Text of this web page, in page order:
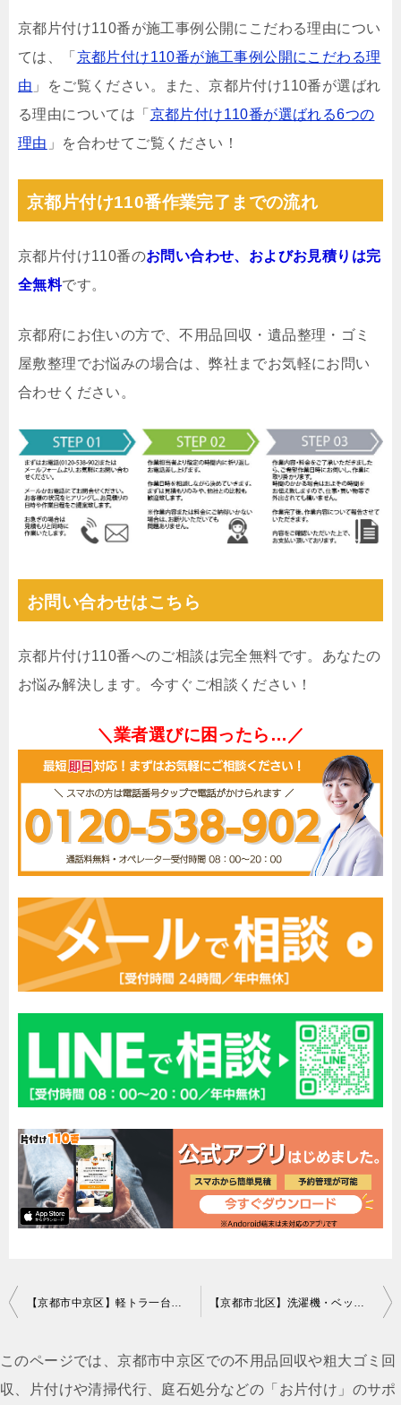
京都片付け110番が施工事例公開にこだわる理由につい
ては、「 京都片付け110番が施工事例公開にこだわる理
由 」をご覧ください。また、京都片付け110番が選ばれ
る理由については「 京都片付け110番が選ばれる6つの
理由 」を合わせてご覧ください！
京都片付け110番作業完了までの流れ
京都片付け110番のお問い合わせ、およびお見積りは完
全無料です。
京都府にお住いの方で、不用品回収・遺品整理・ゴミ
屋敷整理でお悩みの場合は、弊社までお気軽にお問い
合わせください。
お問い合わせはこちら
京都片付け110番へのご相談は完全無料です。あなたの
お悩み解決します。今すぐご相談ください！
＼業者選びに困ったら…／
投
ナ
ビ
【京都市中京区】軽トラ一台分の処分品の回収 お客様の声 【京都市北区】洗濯機・ベッドなどの回収・処分ご依頼 お客様の声
このページでは、京都市中京区での不用品回収や粗大ゴミ回
収、片付けや清掃代行、庭石処分などの「お片付け」のサポ